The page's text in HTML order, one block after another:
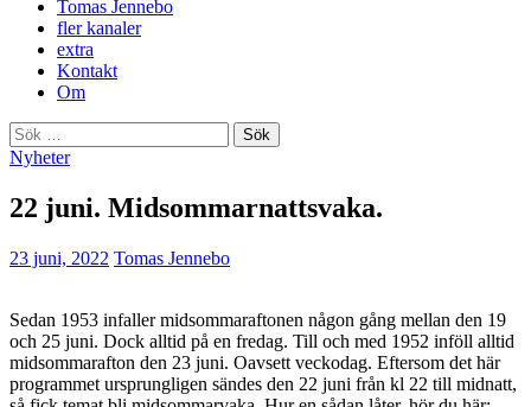
Tomas Jennebo
fler kanaler
extra
Kontakt
Om
Sök
efter:
Nyheter
22 juni. Midsommarnattsvaka.
23 juni, 2022 Tomas Jennebo
Sedan 1953 infaller midsommaraftonen någon gång mellan den 19
och 25 juni. Dock alltid på en fredag. Till och med 1952 inföll alltid
midsommarafton den 23 juni. Oavsett veckodag. Eftersom det här
programmet ursprungligen sändes den 22 juni från kl 22 till midnatt,